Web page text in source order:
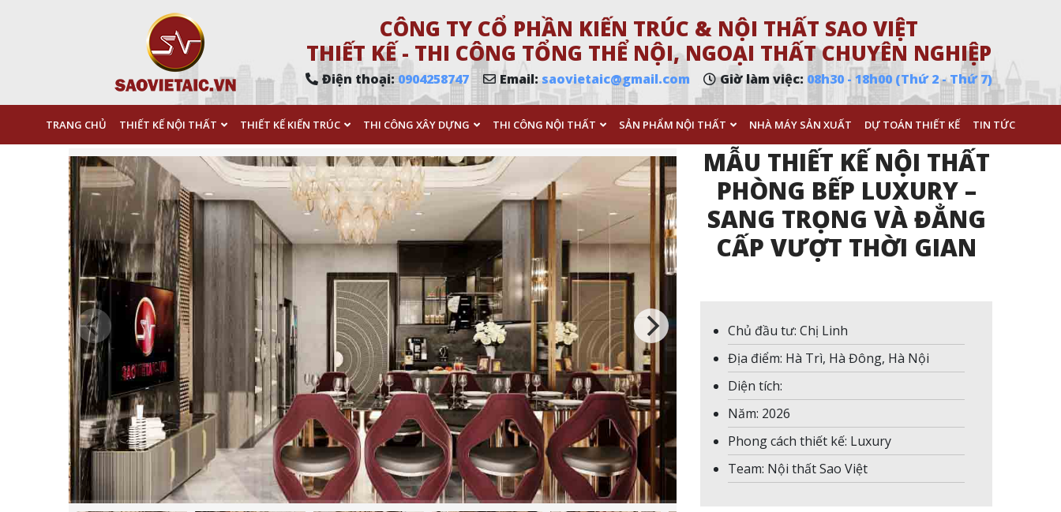
CÔNG TY CỔ PHẦN KIẾN TRÚC & NỘI THẤT SAO VIỆT
THIẾT KẾ - THI CÔNG TỔNG THỂ NỘI, NGOẠI THẤT CHUYÊN NGHIỆP
Điện thoại:0904258747 Email: saovietaic@gmail.com Giờ làm việc: 08h30 - 18h00 (Thứ 2 - Thứ 7)
TRANG CHỦ THIẾT KẾ NỘI THẤT THIẾT KẾ KIẾN TRÚC THI CÔNG XÂY DỰNG THI CÔNG NỘI THẤT SẢN PHẨM NỘI THẤT NHÀ MÁY SẢN XUẤT DỰ TOÁN THIẾT KẾ TIN TỨC
MẪU THIẾT KẾ NỘI THẤT
PHÒNG BẾP LUXURY –
SANG TRỌNG VÀ ĐẲNG
CẤP VƯỢT THỜI GIAN
Chủ đầu tư: Chị Linh
Địa điểm: Hà Trì, Hà Đông, Hà Nội
Diện tích:
Năm: 2026
Phong cách thiết kế: Luxury
Team: Nội thất Sao Việt